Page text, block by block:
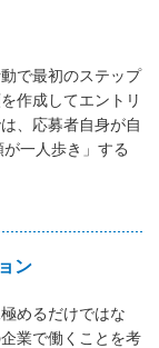
で最初のステップ
作成してエントリ
、応募者自身が自
一人歩き」する
ン
めるだけではな
業で働くことを考